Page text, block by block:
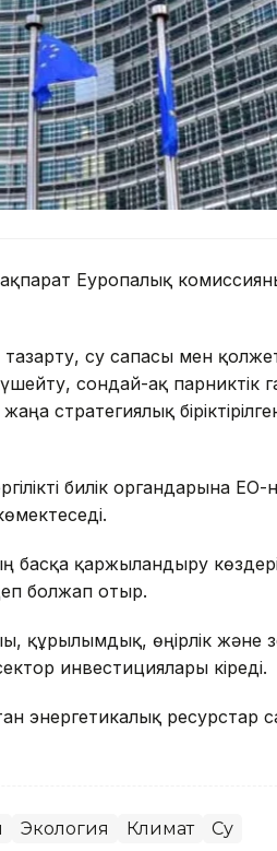
ақпарат Еуропалық
су сапасы мен
сондай-ақ парниктік
стратегиялық
билік органдарына
басқа қаржыландыру
болжап отыр.
құрылымдық, өңірлік және
инвестициялары кіреді.
энергетикалық ресурстар
Экология Климат Су